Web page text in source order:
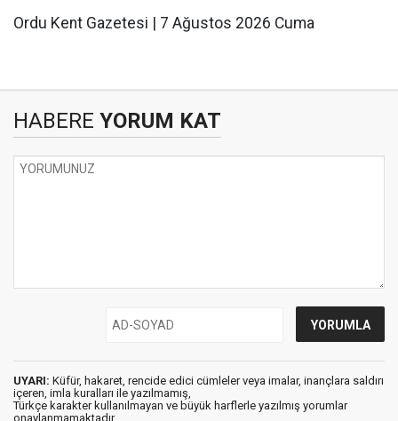
Ordu Kent Gazetesi | 7 Ağustos 2026 Cuma
HABERE YORUM KAT
UYARI: Küfür, hakaret, rencide edici cümleler veya imalar, inançlara saldırı
içeren, imla kuralları ile yazılmamış,
Türkçe karakter kullanılmayan ve büyük harflerle yazılmış yorumlar
onaylanmamaktadır.